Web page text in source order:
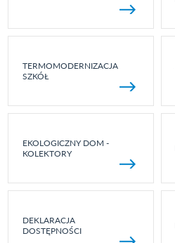
TERMOMODERNIZACJA
SZKÓŁ
EKOLOGICZNY DOM -
KOLEKTORY
DEKLARACJA
DOSTĘPNOŚCI